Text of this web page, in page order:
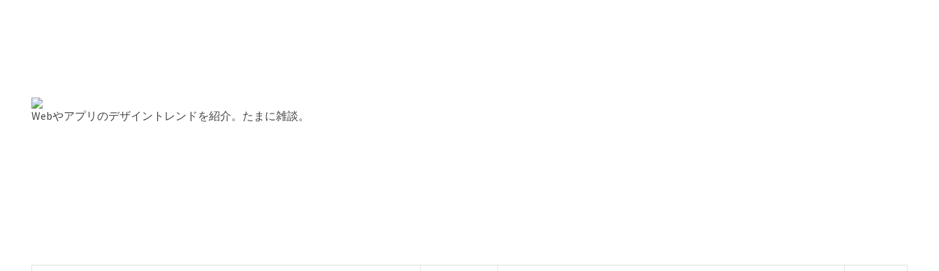
Webやアプリのデザイントレンドを紹介。たまに雑談。